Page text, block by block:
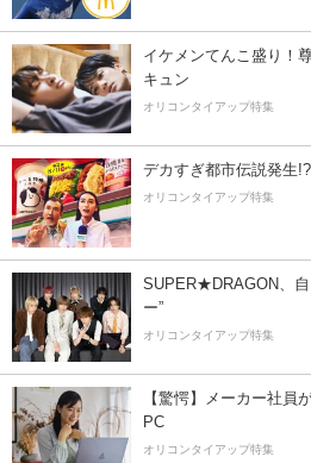
イケメンてんこ盛り！
キュン
オリコンタイアップ特集
デカすぎ都市伝説発生
オリコンタイアップ特集
SUPER★DRAGON、自
ー”
オリコンタイアップ特集
【驚愕】メーカー社員
PC
オリコンタイアップ特集